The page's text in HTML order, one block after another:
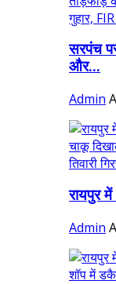
सरपंच
और...
Admin
रायपुर
Admin